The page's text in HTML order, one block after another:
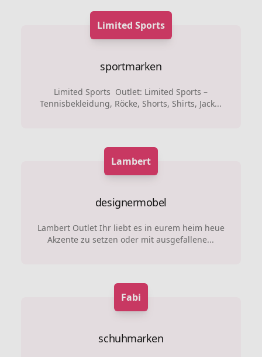
Limited Sports
sportmarken
Limited Sports Outlet: Limited Sports –
Tennisbekleidung, Röcke, Shorts, Shirts, Jack...
Lambert
designermobel
Lambert Outlet Ihr liebt es in eurem heim heue
Akzente zu setzen oder mit ausgefallene...
Fabi
schuhmarken